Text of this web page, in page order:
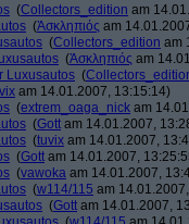
(Collectors_edition am
(Ἀσκληπιός am
(Collectors_edition am
(Ἀσκληπιός am
Luxusautos (
am 14.01.2007, 13:15:14)
(extrem_oaga_nick am
(Gott am 14.01.2007,
(tuvix am 14.01.2007,
(Gott am 14.01.2007,
(vawoka am 14.01.2007,
(w114/115 am
(Gott am 14.01.2007,